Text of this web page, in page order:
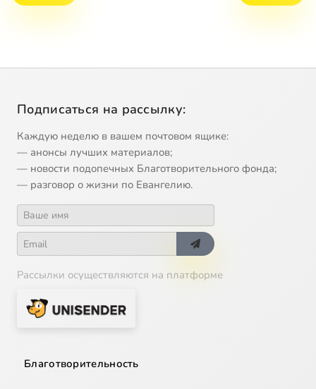
Подписаться на рассылку:
Каждую неделю в вашем почтовом ящике:
— анонсы лучших материалов;
— новости подопечных Благотворительного фонда;
— разговор о жизни по Евангелию.
Рассылки осуществляются на платформе
Благотворительность